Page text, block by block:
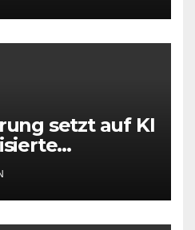
setzt auf KI